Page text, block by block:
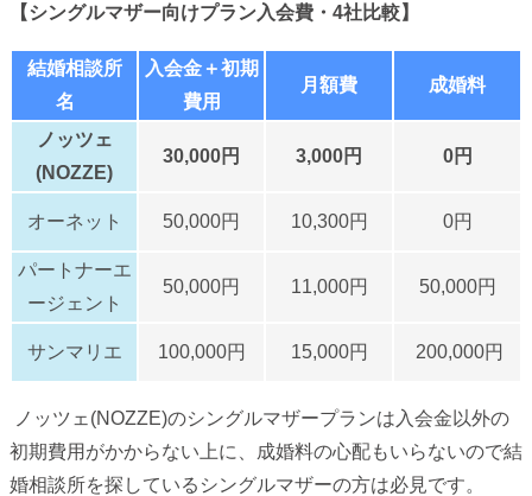
【シングルマザー向けプラン入会費・4社比較】
結婚相談所
名
入会金＋初期
費用
月額費 成婚料
ノッツェ
(NOZZE)
30,000円 3,000円 0円
オーネット 50,000円 10,300円 0円
パートナーエ
ージェント
50,000円 11,000円 50,000円
サンマリエ 100,000円 15,000円 200,000円
ノッツェ(NOZZE)のシングルマザープランは入会金以外の
初期費用がかからない上に、成婚料の心配もいらないので結
婚相談所を探しているシングルマザーの方は必見です。